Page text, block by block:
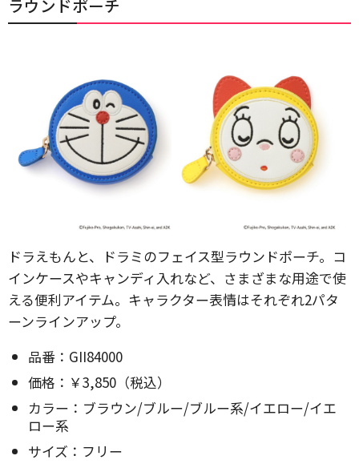
ラウンドポーチ
ドラえもんと、ドラミのフェイス型ラウンドポーチ。コ
インケースやキャンディ入れなど、さまざまな用途で使
える便利アイテム。キャラクター表情はそれぞれ2パタ
ーンラインアップ。
品番：GII84000
価格：￥3,850（税込）
カラー：ブラウン/ブルー/ブルー系/イエロー/イエ
ロー系
サイズ：フリー